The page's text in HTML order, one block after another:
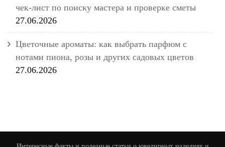
чек-лист по поиску мастера и проверке сметы
27.06.2026
Цветочные ароматы: как выбрать парфюм с
нотами пиона, розы и других садовых цветов
27.06.2026